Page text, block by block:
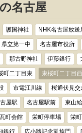
名古屋
護国神社 NHK名古屋放送
県立第一中 名古屋市役所
那古野神社 伊藤銀行
町二丁目東 東桜町二丁目西
市電江川線 桜通伏見交
屋駅 名古屋駅前 東山
町会館 栄町停車場 栄